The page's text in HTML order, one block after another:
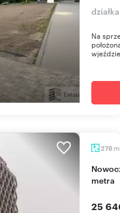
Na
278 m
Nowoczesny biurowiec klasy A, 278 m2, blisko
metra
25